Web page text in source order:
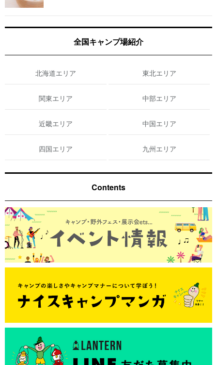
全国キャンプ場紹介
北海道エリア 東北エリア
関東エリア 中部エリア
近畿エリア 中国エリア
四国エリア 九州エリア
Contents